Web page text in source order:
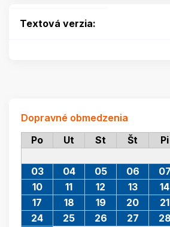
Textová verzia:
Dopravné obmedzenia
Po
Ut St Št Pi
03
04 05 06 07
10
11 12 13 14
17
18 19 20 21
24
25 26 27 28